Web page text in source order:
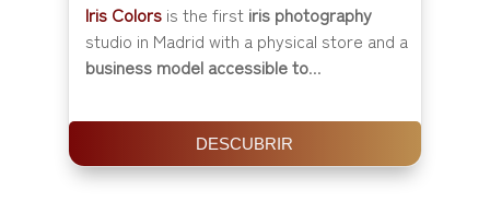
Iris Colors is the first iris photography
studio in Madrid with a physical store and a
business model accessible to...
DESCUBRIR